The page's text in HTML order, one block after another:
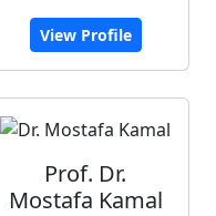
View Profile
Prof. Dr.
Mostafa Kamal